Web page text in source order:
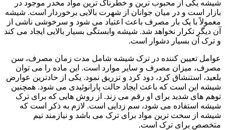
شیشه یکی از محبوب ترین و خطرناک ترین مواد مخدر موجود در
بازار است و در میان جوانان از شهرت بالایی برخوردار است. شیشه
معمولاً با یک بار مصرف باعث اعتیاد می شود و سرخوشی ناشی از
آن دیگر تکرار نخواهد شد. شیشه وابستگی بسیار بالایی ایجاد می کند
و ترک آن بسیار دشوار است.
عوامل تعیین کننده در ترک شیشه شامل مدت زمان مصرف، سن
مصرف، میزان مصرف و سایر موارد است. این ماده را می توان
بلعید، استنشاق کرد، دود کرد و تزریق نمود. یکی از حادترین عوارض
شیشه این است که باعث ایجاد حالت پارانوئیدی می شود. همچنین
توهم های شدید برای او رقم می زند. از روش هایی که برای ترک
شیشه استفاده می شود، سم زدایی است. لازم به ذکر است که
شیشه از سخت ترین مواد برای ترک می باشد و نیازمند تیم
متخصص برای ترک است.